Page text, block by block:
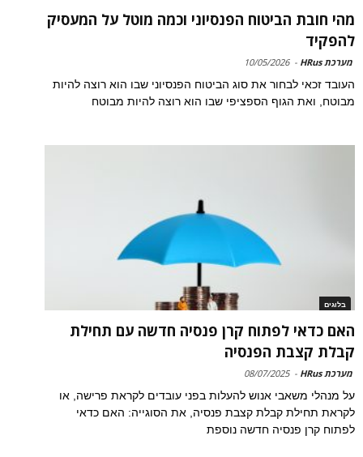
מהי חובת הביטוח הפנסיוני וכמה מוטל על המעסיק
להפקיד
מערכת HRus -
10/05/2026
העובד זכאי לבחור את סוג הביטוח הפנסיוני שבו הוא רוצה להיות
מבוטח, ואת הגוף הספציפי שבו הוא רוצה להיות מבוטח
בלוגים
האם כדאי לפתוח קרן פנסיה חדשה עם תחילת
קבלת קצבת הפנסיה
מערכת HRus -
08/07/2025
על מנהלי משאבי אנוש להעלות בפני עובדים לקראת פרישה, או
לקראת תחילת קבלת קצבת פנסיה, את הסוגייה: האם כדאי
לפתוח קרן פנסיה חדשה נוספת